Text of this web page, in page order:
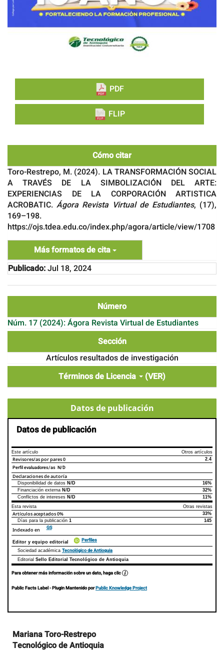
PDF
FLIP
Cómo citar
Toro-Restrepo, M. (2024). LA TRANSFORMACIÓN SOCIAL
A TRAVÉS DE LA SIMBOLIZACIÓN DEL ARTE:
EXPERIENCIAS DE LA CORPORACIÓN ARTISTICA
ACROBATIC.Ágora Revista Virtual de Estudiantes, (17),
169–198.
https://ojs.tdea.edu.co/index.php/agora/article/view/1708
Más formatos de cita
Publicado:Jul 18, 2024
Número
Núm. 17 (2024): Ágora Revista Virtual de Estudiantes
Sección
Artículos resultados de investigación
Términos de Licencia
(VER)
Datos de publicación
Datos de publicación
Este artículo Otros artículos
Revisores/as por pares0 2.4
Perfil evaluadores/as N/D
Declaraciones de autoría
Declaraciones de autoríaEste artículo
Disponibilidad de datos N/D
16%
Financiación externa N/D
32%
Conflictos de intereses N/D
11%
Esta revista
Otras revistas
Artículos aceptados0%
33%
Días para la publicación 1 145
Indexado en GS
Editor y equipo editorial Perfiles
Sociedad académica Tecnológico de Antioquia
Editorial Sello Editorial Tecnológico de Antioquia
Para obtener más información sobre un dato, haga clic
Public Facts Label- Plugin Mantenido porPublic Knowledge Project
Contenido
principal
del
Mariana Toro-Restrepo
Tecnológico de Antioquia